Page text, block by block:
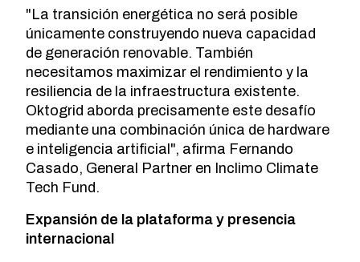
"La transición energética no será posible
únicamente construyendo nueva capacidad
de generación renovable. También
necesitamos maximizar el rendimiento y la
resiliencia de la infraestructura existente.
Oktogrid aborda precisamente este desafío
mediante una combinación única de hardware
e inteligencia artificial", afirma Fernando
Casado, General Partner en Inclimo Climate
Tech Fund.
Expansión de la plataforma y presencia
internacional